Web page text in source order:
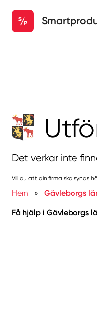
Det verkar inte
Vill du att din firma ska synas
Hem » Gävleborgs
Få hjälp i Gävleborgs